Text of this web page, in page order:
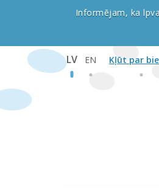
Informējam, ka
LV EN Kļūt par